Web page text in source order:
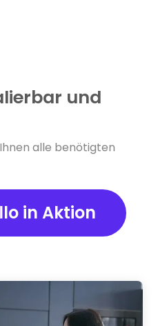
und
alle benötigten
in Aktion